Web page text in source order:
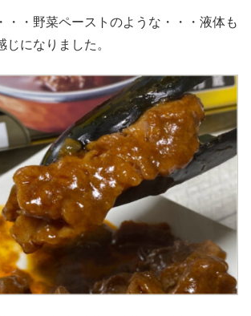
・・野菜ペーストのような・・・液体も
になりました。